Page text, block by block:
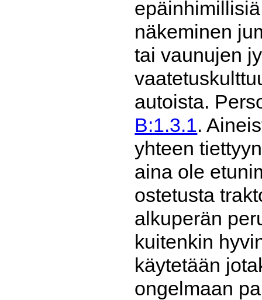
näkeminen
tai vaunujen
autoista.
B:1.3.1.
yhteen
aina ole
ostetusta
alkuperän
kuitenkin
käytetään
ongelmaan